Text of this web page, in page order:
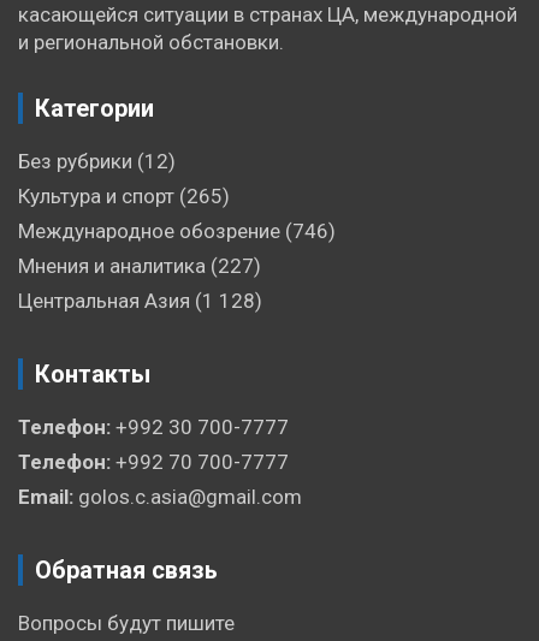
касающейся ситуации в странах ЦА, международной
и региональной обстановки.
Категории
Без рубрики (12)
Культура и спорт (265)
Международное обозрение (746)
Мнения и аналитика (227)
Центральная Азия (1 128)
Контакты
Телефон: +992 30 700-7777
Телефон: +992 70 700-7777
Email: golos.c.asia@gmail.com
Обратная связь
Вопросы будут пишите